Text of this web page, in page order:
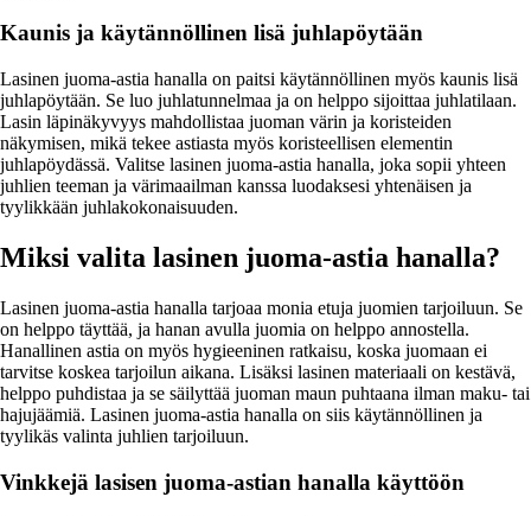
Kaunis ja käytännöllinen lisä juhlapöytään
Lasinen juoma-astia hanalla on paitsi käytännöllinen myös kaunis lisä
juhlapöytään. Se luo juhlatunnelmaa ja on helppo sijoittaa juhlatilaan.
Lasin läpinäkyvyys mahdollistaa juoman värin ja koristeiden
näkymisen, mikä tekee astiasta myös koristeellisen elementin
juhlapöydässä. Valitse lasinen juoma-astia hanalla, joka sopii yhteen
juhlien teeman ja värimaailman kanssa luodaksesi yhtenäisen ja
tyylikkään juhlakokonaisuuden.
Miksi valita lasinen juoma-astia hanalla?
Lasinen juoma-astia hanalla tarjoaa monia etuja juomien tarjoiluun. Se
on helppo täyttää, ja hanan avulla juomia on helppo annostella.
Hanallinen astia on myös hygieeninen ratkaisu, koska juomaan ei
tarvitse koskea tarjoilun aikana. Lisäksi lasinen materiaali on kestävä,
helppo puhdistaa ja se säilyttää juoman maun puhtaana ilman maku- tai
hajujäämiä. Lasinen juoma-astia hanalla on siis käytännöllinen ja
tyylikäs valinta juhlien tarjoiluun.
Vinkkejä lasisen juoma-astian hanalla käyttöön